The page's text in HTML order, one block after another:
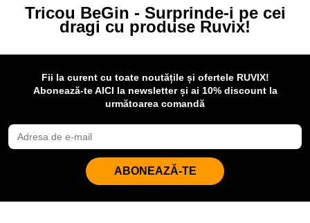
Tricou BeGin - Surprinde-i pe cei
dragi cu produse Ruvix!
Fii la curent cu toate noutățile și ofertele RUVIX!
Abonează-te AICI la newsletter și ai 10% discount la
următoarea comandă
ABONEAZĂ-TE